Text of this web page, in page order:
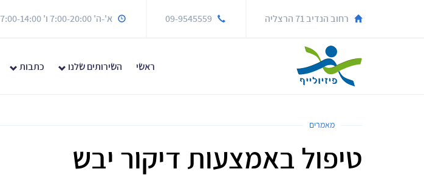
רחוב הנדיב 71 הרצליה 09-9545559 א'-ה' 7:00-20:00 ו' 7:00-14:00
ראשי השירותים שלנו כתבות
מאמרים
טיפול באמצעות דיקור יבש